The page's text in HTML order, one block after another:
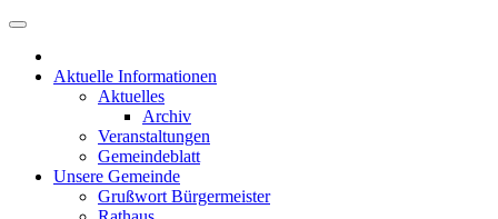
Aktuelle Informationen
Aktuelles
Archiv
Veranstaltungen
Gemeindeblatt
Unsere Gemeinde
Grußwort Bürgermeister